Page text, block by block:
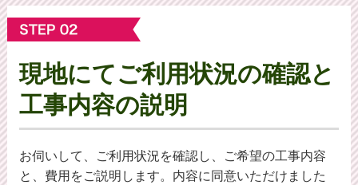
現地にてご利⽤状況の確認と
工事内容の説明
お伺いして、ご利用状況を確認し、ご希望の工事内容
と、費用をご説明します。内容に同意いただけました